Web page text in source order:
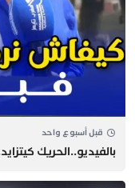
قبل أسبوع واحد
بالفيديو..الحريك